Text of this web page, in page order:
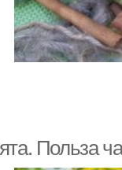
Польза